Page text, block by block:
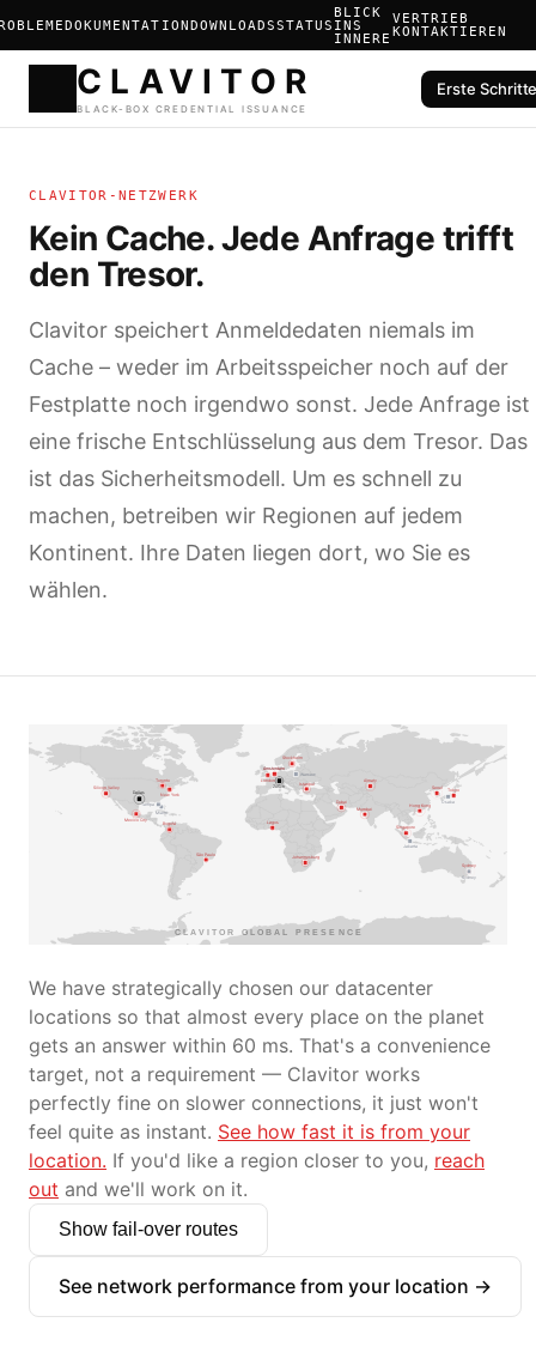
DOKUMENTATIONDOWNLOADSSTATUS
BLICK
INS
INNERE
VERTRIEB
KONTAKTIEREN
BLACK-BOX CREDENTIAL
Erste
CLAVITOR-NETZWERK
Kein Cache. Jede Anfrage trifft
den Tresor.
Clavitor speichert Anmeldedaten niemals im
Cache – weder im Arbeitsspeicher noch auf der
Festplatte noch irgendwo sonst. Jede Anfrage ist
eine frische Entschlüsselung aus dem Tresor. Das
ist das Sicherheitsmodell. Um es schnell zu
machen, betreiben wir Regionen auf jedem
Kontinent. Ihre Daten liegen dort, wo Sie es
wählen.
CLAVITOR GLOBAL PRESENCE
Sydney
Tokyo
Osaka
Seoul
Hong Kong
Singapore
Almaty
Mumbai
Dubai
Istanbul
Johannesburg
Stockholm
Zürich
Amsterdam
Amsterdam
Lagos
London
São Paulo
New York
Bogotá
Toronto
Miami
Tampa
Dallas
Mexico City
Silicon Valley
Sydney
Jakarta
Warsaw
We have strategically chosen our datacenter
locations so that almost every place on the planet
gets an answer within 60 ms. That's a convenience
target, not a requirement — Clavitor works
perfectly fine on slower connections, it just won't
feel quite as instant. See how fast it is from your
location. If you'd like a region closer to you, reach
out and we'll work on it.
Show fail-over routes
See network performance from your location →